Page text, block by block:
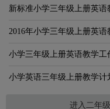
新标准小学三年级上册英语
2016年小学三年级上册英语
小学三年级上册英语教学工
小学英语三年级上册教学计
进入二年